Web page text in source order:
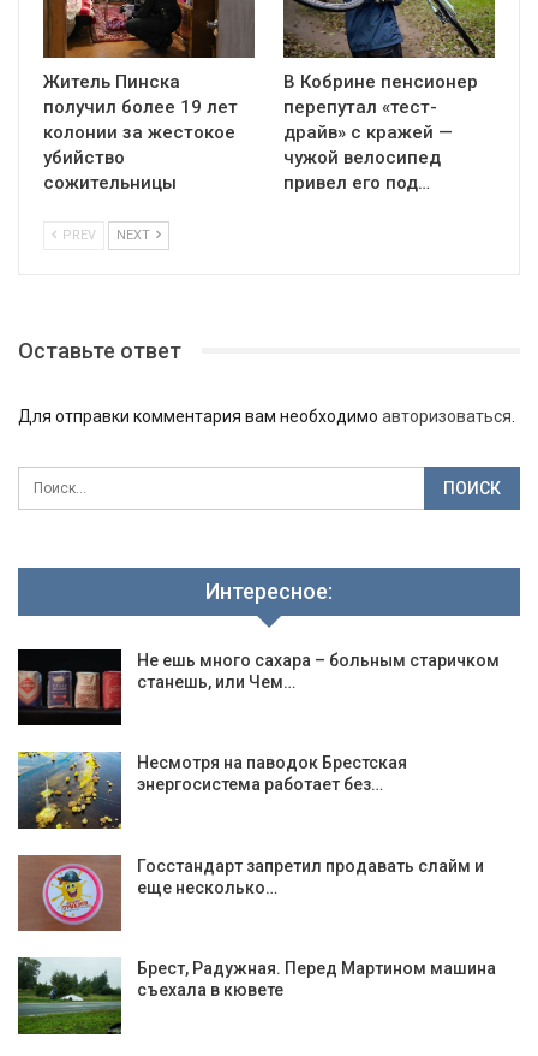
Житель Пинска
получил более 19 лет
колонии за жестокое
убийство
сожительницы
В Кобрине пенсионер
перепутал «тест-
драйв» с кражей —
чужой велосипед
привел его под…
PREV NEXT
Оставьте ответ
Для отправки комментария вам необходимо авторизоваться
Интересное:
Не ешь много сахара – больным старичком
станешь, или Чем…
Несмотря на паводок Брестская
энергосистема работает без…
Госстандарт запретил продавать слайм и
еще несколько…
Брест, Радужная. Перед Мартином машина
съехала в кювете